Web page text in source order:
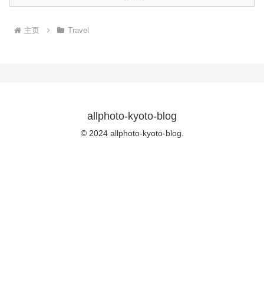
主页 Travel
allphoto-kyoto-blog
© 2024 allphoto-kyoto-blog.